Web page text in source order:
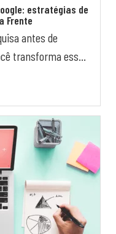
estratégias de
Frente
antes de
transforma essa